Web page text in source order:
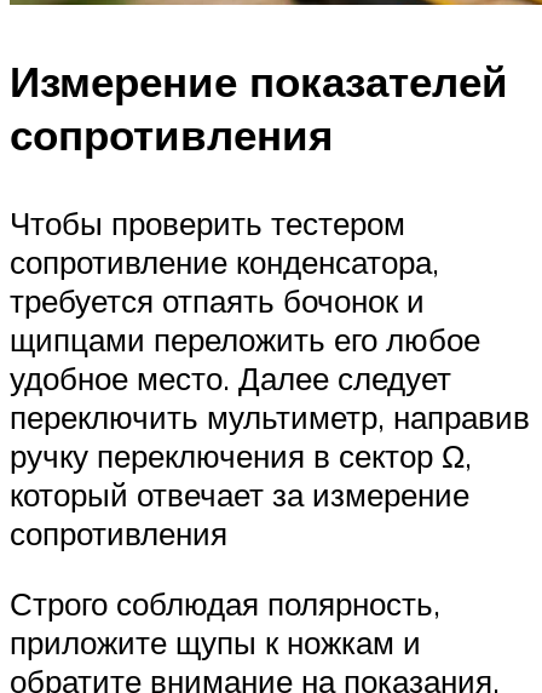
Измерение показателей
сопротивления
Чтобы проверить тестером
сопротивление конденсатора,
требуется отпаять бочонок и
щипцами переложить его любое
удобное место. Далее следует
переключить мультиметр, направив
ручку переключения в сектор Ω,
который отвечает за измерение
сопротивления
Строго соблюдая полярность,
приложите щупы к ножкам и
обратите внимание на показания,